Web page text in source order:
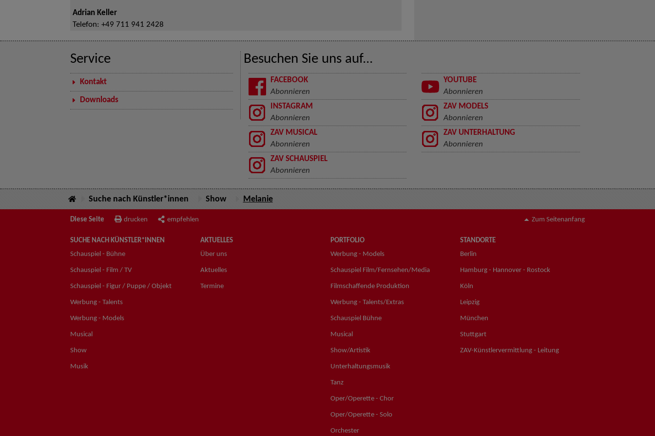
Adrian Keller
Telefon: +49 711 941 2428
Service
Kontakt
Downloads
Besuchen Sie uns auf...
FACEBOOK
Abonnieren
YOUTUBE
Abonnieren
INSTAGRAM
Abonnieren
ZAV MODELS
Abonnieren
ZAV MUSICAL
Abonnieren
ZAV UNTERHALTUNG
Abonnieren
ZAV SCHAUSPIEL
Abonnieren
Suche nach Künstler*innen Show Melanie
Diese Seite drucken empfehlen Zum Seitenanfang
SUCHE NACH KÜNSTLER*INNEN
Schauspiel - Bühne
Schauspiel - Film / TV
Schauspiel - Figur / Puppe / Objekt
Werbung - Talents
Werbung - Models
Musical
Show
Musik
AKTUELLES
Über uns
Aktuelles
Termine
PORTFOLIO
Werbung - Models
Schauspiel Film/Fernsehen/Media
Filmschaffende Produktion
Werbung - Talents/Extras
Schauspiel Bühne
Musical
Show/Artistik
Unterhaltungsmusik
Tanz
Oper/Operette - Chor
Oper/Operette - Solo
Orchester
STANDORTE
Berlin
Hamburg - Hannover - Rostock
Köln
Leipzig
München
Stuttgart
ZAV-Künstlervermittlung - Leitung